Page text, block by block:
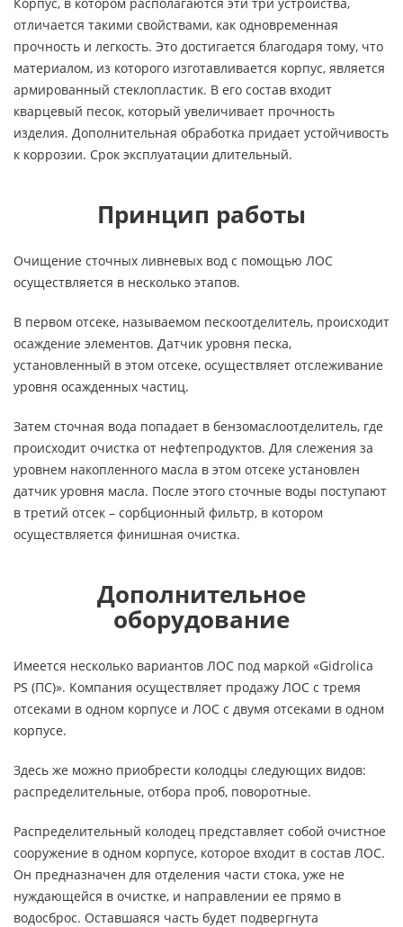
отличается такими свойствами, как одновременная
прочность и легкость. Это достигается благодаря тому, что
материалом, из которого изготавливается корпус, является
армированный стеклопластик. В его состав входит
кварцевый песок, который увеличивает прочность
изделия. Дополнительная обработка придает устойчивость
к коррозии. Срок эксплуатации длительный.
Принцип работы
Очищение сточных ливневых вод с помощью ЛОС
осуществляется в несколько этапов.
В первом отсеке, называемом пескоотделитель, происходит
осаждение элементов. Датчик уровня песка,
установленный в этом отсеке, осуществляет отслеживание
уровня осажденных частиц.
Затем сточная вода попадает в бензомаслоотделитель, где
происходит очистка от нефтепродуктов. Для слежения за
уровнем накопленного масла в этом отсеке установлен
датчик уровня масла. После этого сточные воды поступают
в третий отсек – сорбционный фильтр, в котором
осуществляется финишная очистка.
Дополнительное
оборудование
Имеется несколько вариантов ЛОС под маркой «Gidrolica
PS (ПС)». Компания осуществляет продажу ЛОС с тремя
отсеками в одном корпусе и ЛОС с двумя отсеками в одном
корпусе.
Здесь же можно приобрести колодцы следующих видов:
распределительные, отбора проб, поворотные.
Распределительный колодец представляет собой очистное
сооружение в одном корпусе, которое входит в состав ЛОС.
Он предназначен для отделения части стока, уже не
нуждающейся в очистке, и направлении ее прямо в
водосброс. Оставшаяся часть будет подвергнута